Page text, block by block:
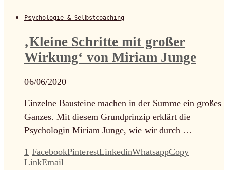
Psychologie & Selbstcoaching
‚Kleine Schritte mit großer
Wirkung‘ von Miriam Junge
06/06/2020
Einzelne Bausteine machen in der Summe ein großes
Ganzes. Mit diesem Grundprinzip erklärt die
Psychologin Miriam Junge, wie wir durch …
1 FacebookPinterestLinkedinWhatsappCopy
LinkEmail